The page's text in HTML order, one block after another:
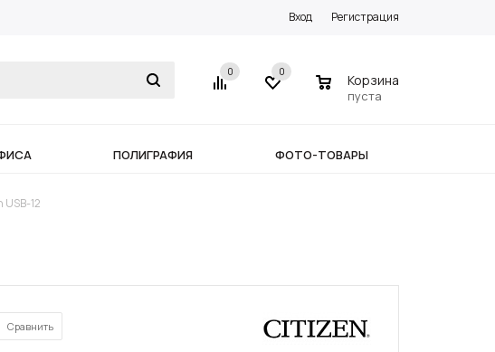
Вход Регистрация
0 0
Корзина
пуста
ПОЛИГРАФИЯ ФОТО-ТОВАРЫ
12
Сравнить